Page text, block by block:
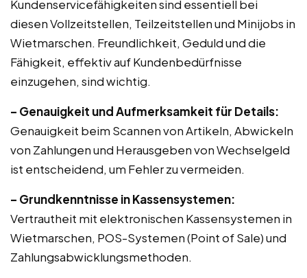
Kundenservicefähigkeiten sind essentiell bei
diesen Vollzeitstellen, Teilzeitstellen und Minijobs in
Wietmarschen. Freundlichkeit, Geduld und die
Fähigkeit, effektiv auf Kundenbedürfnisse
einzugehen, sind wichtig.
– Genauigkeit und Aufmerksamkeit für Details:
Genauigkeit beim Scannen von Artikeln, Abwickeln
von Zahlungen und Herausgeben von Wechselgeld
ist entscheidend, um Fehler zu vermeiden.
– Grundkenntnisse in Kassensystemen:
Vertrautheit mit elektronischen Kassensystemen in
Wietmarschen, POS-Systemen (Point of Sale) und
Zahlungsabwicklungsmethoden.